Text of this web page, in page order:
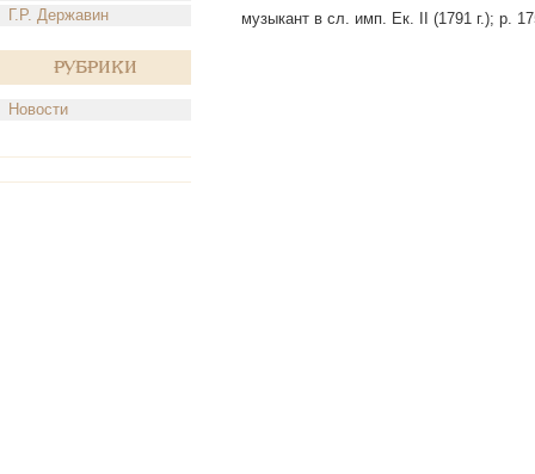
Г.Р. Державин
Рубрики
Новости
музыкант в сл. имп. Ек. II (1791 г.); р.